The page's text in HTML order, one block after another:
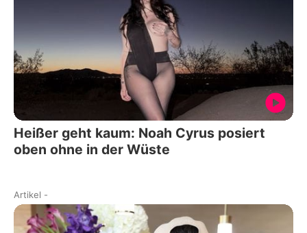
Heißer geht kaum: Noah Cyrus posiert
oben ohne in der Wüste
Artikel -